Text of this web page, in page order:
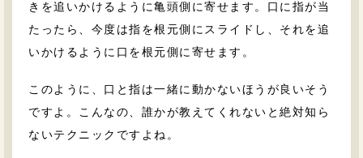
きを追いかけるように亀頭側に寄せます。口に指が当
たったら、今度は指を根元側にスライドし、それを追
いかけるように口を根元側に寄せます。
このように、口と指は一緒に動かないほうが良いそう
ですよ。こんなの、誰かが教えてくれないと絶対知ら
ないテクニックですよね。